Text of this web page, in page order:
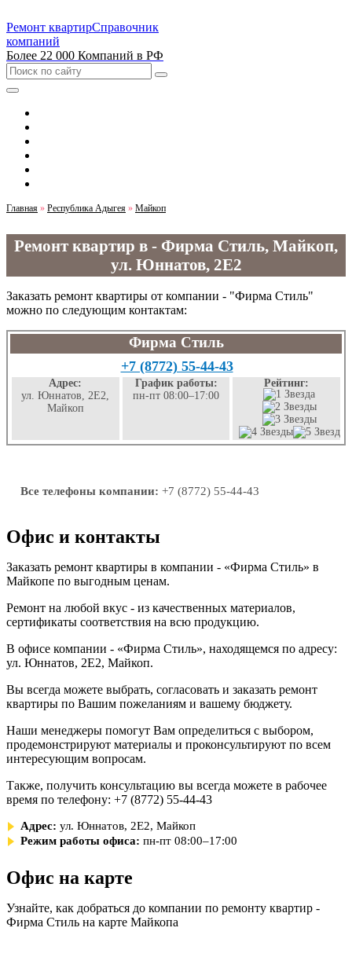
Ремонт квартирСправочник
компаний
Более 22 000 Компаний в РФ
Главная » Республика Адыгея » Майкоп
Ремонт квартир в - Фирма Стиль, Майкоп,
ул. Юннатов, 2Е2
Заказать ремонт квартиры от компании - "Фирма Стиль"
можно по следующим контактам:
Фирма Стиль
+7 (8772) 55-44-43
Адрес:
ул. Юннатов, 2Е2,
Майкоп
График работы:
пн-пт 08:00–17:00
Рейтинг:
Все телефоны компании: +7 (8772) 55-44-43
Офис и контакты
Заказать ремонт квартиры в компании - «Фирма Стиль» в
Майкопе по выгодным ценам.
Ремонт на любой вкус - из качественных материалов,
сертификаты соответствия на всю продукцию.
В офисе компании - «Фирма Стиль», находящемся по адресу:
ул. Юннатов, 2Е2, Майкоп.
Вы всегда можете выбрать, согласовать и заказать ремонт
квартиры по Вашим пожеланиям и вашему бюджету.
Наши менеджеры помогут Вам определиться с выбором,
продемонстрируют материалы и проконсультируют по всем
интересующим вопросам.
Также, получить консультацию вы всегда можете в рабочее
время по телефону: +7 (8772) 55-44-43
Адрес: ул. Юннатов, 2Е2, Майкоп
Режим работы офиса: пн-пт 08:00–17:00
Офис на карте
Узнайте, как добраться до компании по ремонту квартир -
Фирма Стиль на карте Майкопа